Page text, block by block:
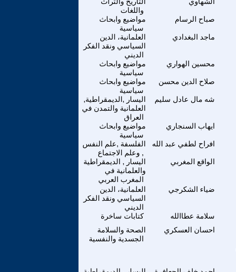
واللغات
مواضيع وابحاث
سياسية
صباح الرسام
العلمانية، الدين
السياسي ونقد الفكر
الديني
ماجد البغدادي
مواضيع وابحاث
سياسية
محسين الهواري
مواضيع وابحاث
سياسية
صلاح الدين محسن
اليسار ,الديمقراطية,
العلمانية والتمدن في
العراق
شه مال عادل سليم
مواضيع وابحاث
سياسية
ايهاب السنجاري
الفلسفة ,علم النفس
, وعلم الاجتماع
افراح لطفي عبد الله
اليسار , الديمقراطية
والعلمانية في
المغرب العربي
الواقع المغربي
العلمانية، الدين
السياسي ونقد الفكر
الديني
ضياء الشكرجي
كتابات ساخرة سلامة عطاالله
الصحة والسلامة
الجسدية والنفسية
احسان العسكري